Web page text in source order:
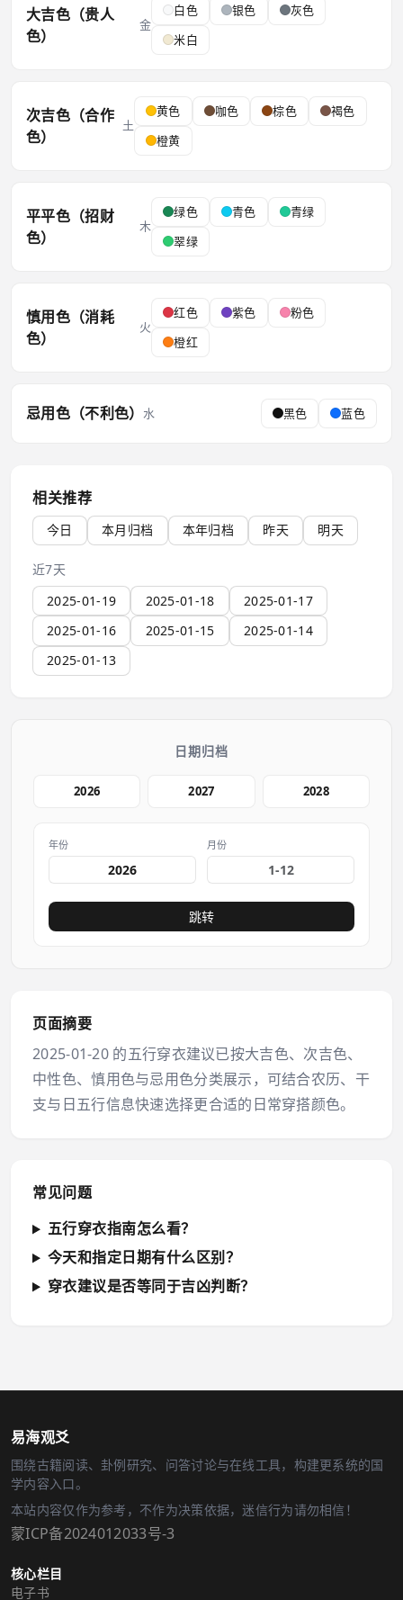
大吉色（贵人
色）
金
白色 银色
灰色
米白
次吉色（合作
色）
土
黄色 咖色 棕色
褐色
橙黄
平平色（招财
色）
木
绿色 青色
青绿
翠绿
慎用色（消耗
色）
火
红色 紫色
粉色
橙红
忌用色（不利色） 水 黑色 蓝色
相关推荐
今日 本月归档 本年归档 昨天 明天
近7天
2025-01-19
2025-01-18
2025-01-17
2025-01-16
2025-01-15
2025-01-14
2025-01-13
日期归档
2026 2027 2028
年份 月份
跳转
页面摘要
2025-01-20 的五行穿衣建议已按大吉色、次吉色、
中性色、慎用色与忌用色分类展示，可结合农历、干
支与日五行信息快速选择更合适的日常穿搭颜色。
常见问题
五行穿衣指南怎么看？
今天和指定日期有什么区别？
穿衣建议是否等同于吉凶判断？
易海观爻
围绕古籍阅读、卦例研究、问答讨论与在线工具，构建更系统的国
学内容入口。
本站内容仅作为参考，不作为决策依据，迷信行为请勿相信！
蒙ICP备2024012033号-3
核心栏目
电子书